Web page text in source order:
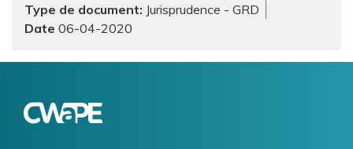
Type de document Jurisprudence - GRD
06-04-2020